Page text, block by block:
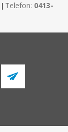
Telefon: 0413-